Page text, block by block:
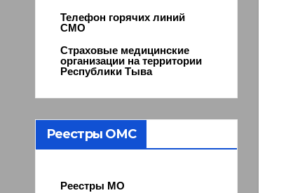
Телефон горячих линий
СМО
Страховые медицинские
организации на территории
Республики Тыва
Реестры ОМС
Реестры МО